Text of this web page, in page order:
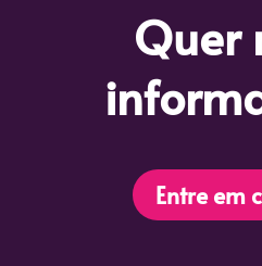
Quer
Entre em